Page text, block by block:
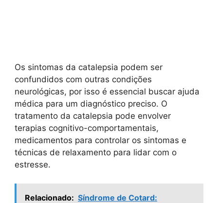
Os sintomas da catalepsia podem ser
confundidos com outras condições
neurológicas, por isso é essencial buscar ajuda
médica para um diagnóstico preciso. O
tratamento da catalepsia pode envolver
terapias cognitivo-comportamentais,
medicamentos para controlar os sintomas e
técnicas de relaxamento para lidar com o
estresse.
Relacionado: Síndrome de Cotard: